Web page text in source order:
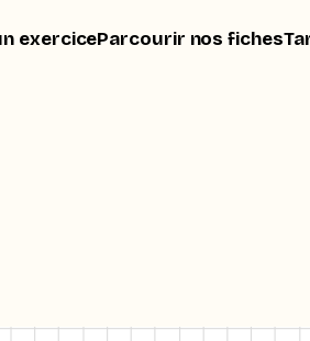
exerciceParcourir nos fiches